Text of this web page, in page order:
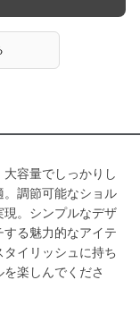
容量でしっかりし
調節可能なショル
現。シンプルなデザ
る魅力的なアイテ
イリッシュに持ち
楽しんでくださ